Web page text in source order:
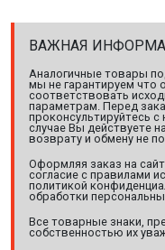
ВАЖНАЯ
Аналогичные товары
мы не гарантируем что
соответствовать
параметрам. Перед
проконсультируйтесь
случае Вы действуете
возврату и обмену не
Оформляя заказ на
согласие с правилами
политикой
обработки
Все товарные знаки,
собственностью их